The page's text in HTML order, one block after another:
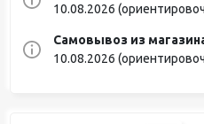
10.08.2026
Самовывоз из
10.08.2026